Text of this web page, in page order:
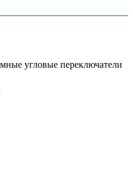
угловые переключатели